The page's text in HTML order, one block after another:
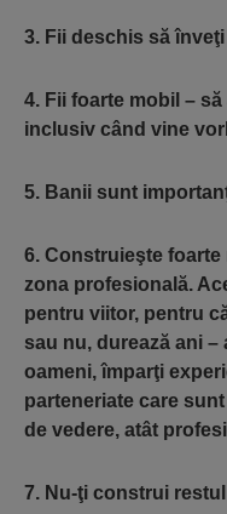
3. Fii deschis să
4. Fii foarte mobil –
inclusiv când vine
5. Banii sunt
6. Construieşte
zona profesională.
pentru viitor, pentru
sau nu, durează ani
oameni, împarţi
parteneriate care
de vedere, atât
7. Nu-ţi construi